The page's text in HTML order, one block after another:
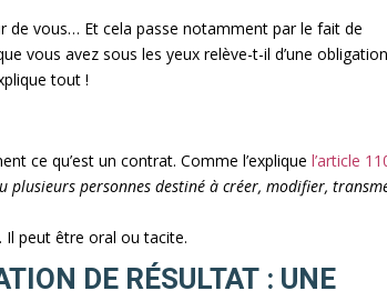
de vous… Et cela passe notamment par le fait de
vous avez sous les yeux relève-t-il d’une
tout !
ce qu’est un contrat. Comme l’expliquel’article
plusieurs personnes destiné à créer, modifier,
Il peut être oral ou tacite.
DE RÉSULTAT : UNE